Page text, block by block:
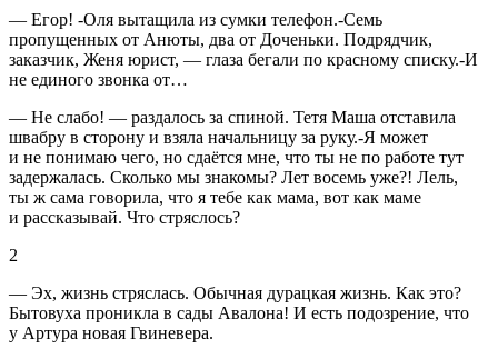
— Егор! -Оля вытащила из сумки телефон.-Семь
пропущенных от Анюты, два от Доченьки. Подрядчик,
заказчик, Женя юрист, — глаза бегали по красному списку.-И
не единого звонка от…
— Не слабо! — раздалось за спиной. Тетя Маша отставила
швабру в сторону и взяла начальницу за руку.-Я может
и не понимаю чего, но сдаётся мне, что ты не по работе тут
задержалась. Сколько мы знакомы? Лет восемь уже?! Лель,
ты ж сама говорила, что я тебе как мама, вот как маме
и рассказывай. Что стряслось?
2
— Эх, жизнь стряслась. Обычная дурацкая жизнь. Как это?
Бытовуха проникла в сады Авалона! И есть подозрение, что
у Артура новая Гвиневера.